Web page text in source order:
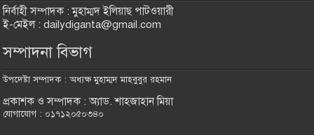
নির্বাহী সম্পাদক : মুহাম্মদ ইলিয়াছ পাটওয়ারী
ই-মেইল : dailydiganta@gmail.com
সম্পাদনা বিভাগ
উপদেষ্টা সম্পাদক : অধ্যক্ষ মুহাম্মদ মাহবুবুর রহমান
প্রকাশক ও সম্পাদক : অ্যাড. শাহজাহান মিয়া
যোগাযোগ : ০১৭১২০৫০৩৪০